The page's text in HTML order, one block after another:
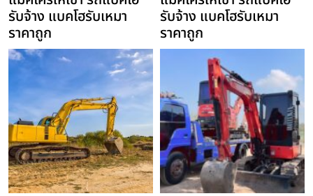
รับจ้าง แบคโฮรับเหมา
ราคาถูก
รับจ้าง แบคโฮรับเหมา
ราคาถูก